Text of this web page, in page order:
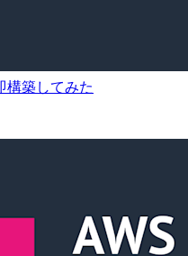
構築してみた